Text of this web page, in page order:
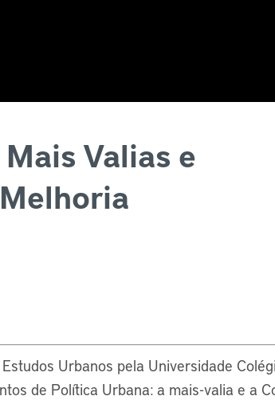
Valias e
Urbanos pela Universidade
de Política Urbana: a mais-valia e a